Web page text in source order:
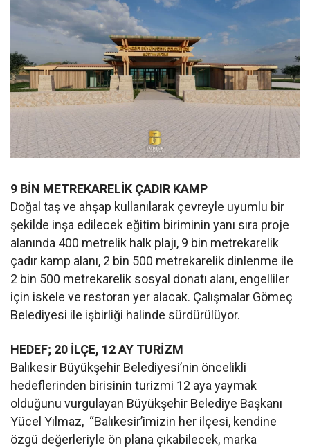
9 BİN METREKARELİK ÇADIR KAMP
Doğal taş ve ahşap kullanılarak çevreyle uyumlu bir
şekilde inşa edilecek eğitim biriminin yanı sıra proje
alanında 400 metrelik halk plajı, 9 bin metrekarelik
çadır kamp alanı, 2 bin 500 metrekarelik dinlenme ile
2 bin 500 metrekarelik sosyal donatı alanı, engelliler
için iskele ve restoran yer alacak. Çalışmalar Gömeç
Belediyesi ile işbirliği halinde sürdürülüyor.
HEDEF; 20 İLÇE, 12 AY TURİZM
Balıkesir Büyükşehir Belediyesi’nin öncelikli
hedeflerinden birisinin turizmi 12 aya yaymak
olduğunu vurgulayan Büyükşehir Belediye Başkanı
Yücel Yılmaz, “Balıkesir’imizin her ilçesi, kendine
özgü değerleriyle ön plana çıkabilecek, marka